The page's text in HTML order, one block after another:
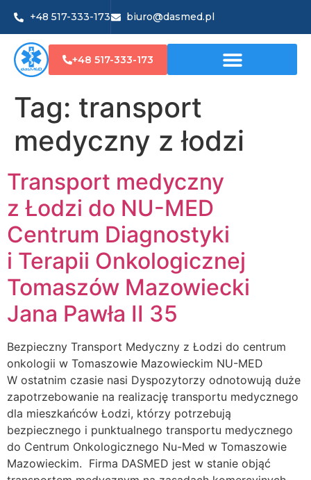
+48 517-333-173 biuro@dasmed.pl
+48 517-333-173
Tag: transport
medyczny z łodzi
Transport medyczny
z Łodzi do NU-MED
Centrum Diagnostyki
i Terapii Onkologicznej
Tomaszów Mazowiecki
Jana Pawła II 35
Bezpieczny Transport Medyczny z Łodzi do centrum
onkologii w Tomaszowie Mazowieckim NU-MED
W ostatnim czasie nasi Dyspozytorzy odnotowują duże
zapotrzebowanie na realizację transportu medycznego
dla mieszkańców Łodzi, którzy potrzebują
bezpiecznego i punktualnego transportu medycznego
do Centrum Onkologicznego Nu-Med w Tomaszowie
Mazowieckim. Firma DASMED jest w stanie objąć